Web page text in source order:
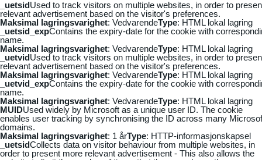
_uetsidUsed to track visitors on multiple websites, in order to
relevant advertisement based on the visitor's preferences.
Maksimal lagringsvarighet: VedvarendeType: HTML lokal lagring
_uetsid_expContains the expiry-date for the cookie with
name.
Maksimal lagringsvarighet: VedvarendeType: HTML lokal lagring
_uetvidUsed to track visitors on multiple websites, in order to
relevant advertisement based on the visitor's preferences.
Maksimal lagringsvarighet: VedvarendeType: HTML lokal lagring
_uetvid_expContains the expiry-date for the cookie with
name.
Maksimal lagringsvarighet: VedvarendeType: HTML lokal lagring
MUIDUsed widely by Microsoft as a unique user ID. The cookie
enables user tracking by synchronising the ID across many
domains.
Maksimal lagringsvarighet: 1 årType: HTTP-informasjonskapsel
_uetsidCollects data on visitor behaviour from multiple websites, in
order to present more relevant advertisement - This also allows the